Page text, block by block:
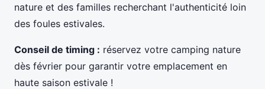
nature et des familles recherchant l'authenticité loin
des foules estivales.
Conseil de timing : réservez votre camping nature
dès février pour garantir votre emplacement en
haute saison estivale !